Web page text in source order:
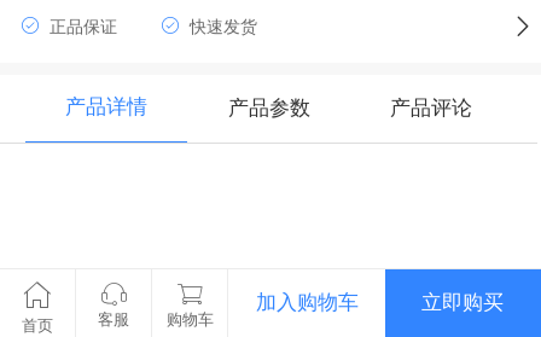
正品保证 快速发货
产品详情 产品参数 产品评论
首页 客服 购物车
加入购物车 立即购买